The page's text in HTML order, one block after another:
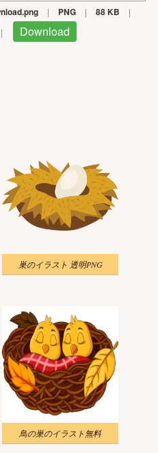
| PNG | 88 KB |
| Download
巣のイラスト 透明PNG
鳥の巣のイラスト無料